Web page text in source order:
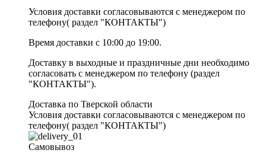
Условия доставки согласовываются с менеджером по
телефону( раздел "КОНТАКТЫ")
Время доставки с 10:00 до 19:00.
Доставку в выходные и праздничные дни необходимо
согласовать с менеджером по телефону (раздел
"КОНТАКТЫ").
Доставка по Тверской области
Условия доставки согласовываются с менеджером по
телефону( раздел "КОНТАКТЫ")
Самовывоз